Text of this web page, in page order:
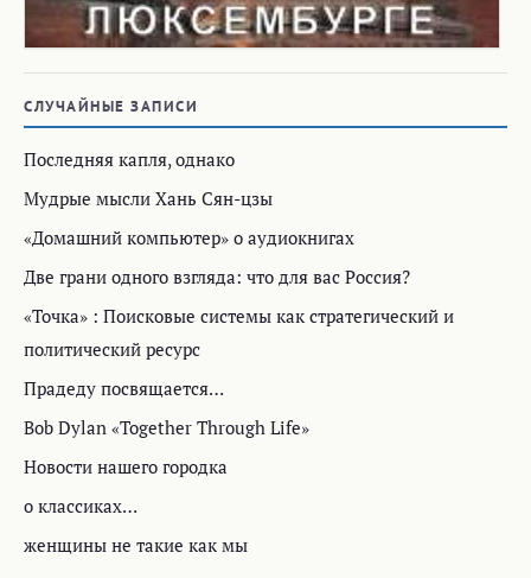
СЛУЧАЙНЫЕ ЗАПИСИ
Последняя капля, однако
Мудрые мысли Хань Сян-цзы
«Домашний компьютер» о аудиокнигах
Две грани одного взгляда: что для вас Россия?
«Точка» : Поисковые системы как стратегический и
политический ресурс
Прадеду посвящается…
Bob Dylan «Together Through Life»
Новости нашего городка
о классиках…
женщины не такие как мы